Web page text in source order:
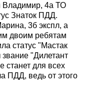
Владимир, 4а ТО
Знаток ПДД.
3б экспл, а
двоим ребятам
статус "Мастак
"Дилетант
станет для всех
ПДД, ведь от этого